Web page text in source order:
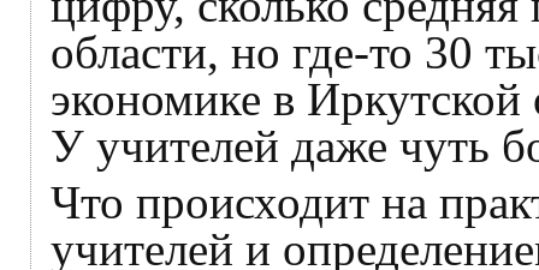
области, но где-то 30
экономике в
У учителей даже чуть
Что происходит на
учителей и